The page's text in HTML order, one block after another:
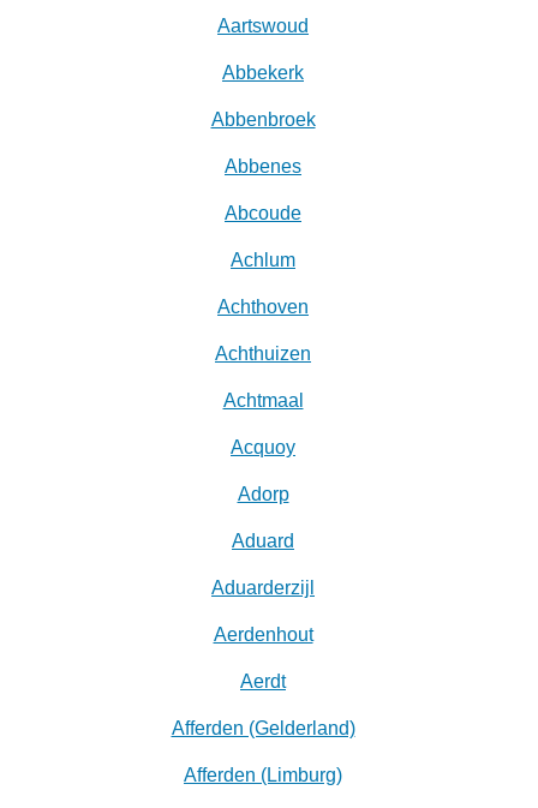
Aartswoud
Abbekerk
Abbenbroek
Abbenes
Abcoude
Achlum
Achthoven
Achthuizen
Achtmaal
Acquoy
Adorp
Aduard
Aduarderzijl
Aerdenhout
Aerdt
Afferden (Gelderland)
Afferden (Limburg)